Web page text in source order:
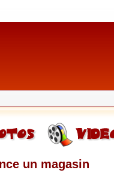
un magasin